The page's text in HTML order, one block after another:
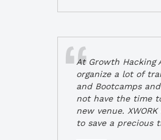
At Growth Hacking
organize a lot of
and Bootcamps
not have the time
new venue.
to save a precious